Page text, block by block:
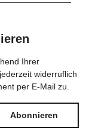
Ihrer
widerruflich
per E-Mail zu.
Abonnieren